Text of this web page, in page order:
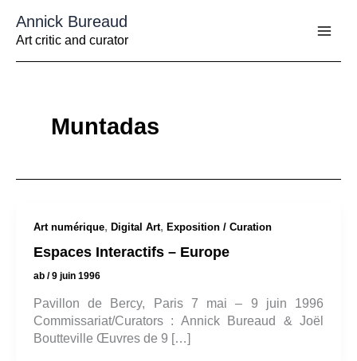
contenu
Annick Bureaud
Art critic and curator
Muntadas
Art numérique, Digital Art, Exposition / Curation
Espaces Interactifs – Europe
ab /9 juin 1996
Pavillon de Bercy, Paris 7 mai – 9 juin 1996
Commissariat/Curators : Annick Bureaud & Joël
Boutteville Œuvres de 9 […]